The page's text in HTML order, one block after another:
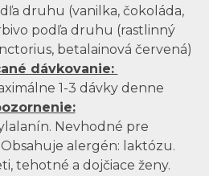
druhu (vanilka, čokoláda,
podľa druhu (rastlinný
betalainová červená)
dávkovanie:
1-3 dávky denne
Nevhodné pre
alergén: laktózu.
tehotné a dojčiace ženy.